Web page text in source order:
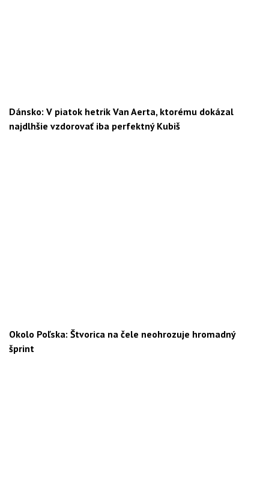
Dánsko: V piatok hetrik Van Aerta, ktorému dokázal
najdlhšie vzdorovať iba perfektný Kubiš
Okolo Poľska: Štvorica na čele neohrozuje hromadný
šprint